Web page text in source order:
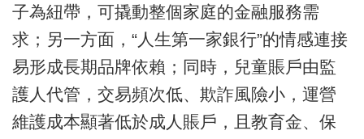
子為紐帶，可撬動整個家庭的金融服務需
求；另一方面，“人生第一家銀行”的情感連接
易形成長期品牌依賴；同時，兒童賬戶由監
護人代管，交易頻次低、欺詐風險小，運營
維護成本顯著低於成人賬戶，且教育金、保